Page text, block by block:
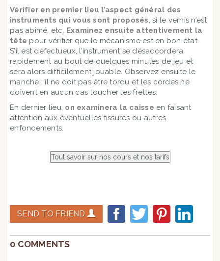
Vérifier en premier lieu l’aspect général des
instruments qui vous sont proposés, si le vernis n’est
pas abîmé, etc. Examinez ensuite attentivement la
tête pour vérifier que le mécanisme est en bon état.
S’il est défectueux, l’instrument se désaccordera
rapidement au bout de quelques minutes de jeu et
sera alors difficilement jouable. Observez ensuite le
manche : il ne doit pas être tordu et les cordes ne
doivent en aucun cas toucher les frettes.
En dernier lieu, on examinera la caisse en faisant
attention aux éventuelles fissures ou autres
enfoncements.
SEND TO FRIEND
0 COMMENTS